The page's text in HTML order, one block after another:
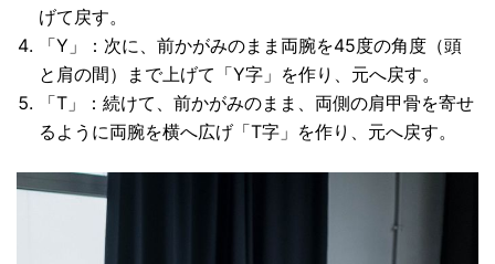
げて戻す。
「Y」：次に、前かがみのまま両腕を45度の角度（頭
と肩の間）まで上げて「Y字」を作り、元へ戻す。
「T」：続けて、前かがみのまま、両側の肩甲骨を寄せ
るように両腕を横へ広げ「T字」を作り、元へ戻す。